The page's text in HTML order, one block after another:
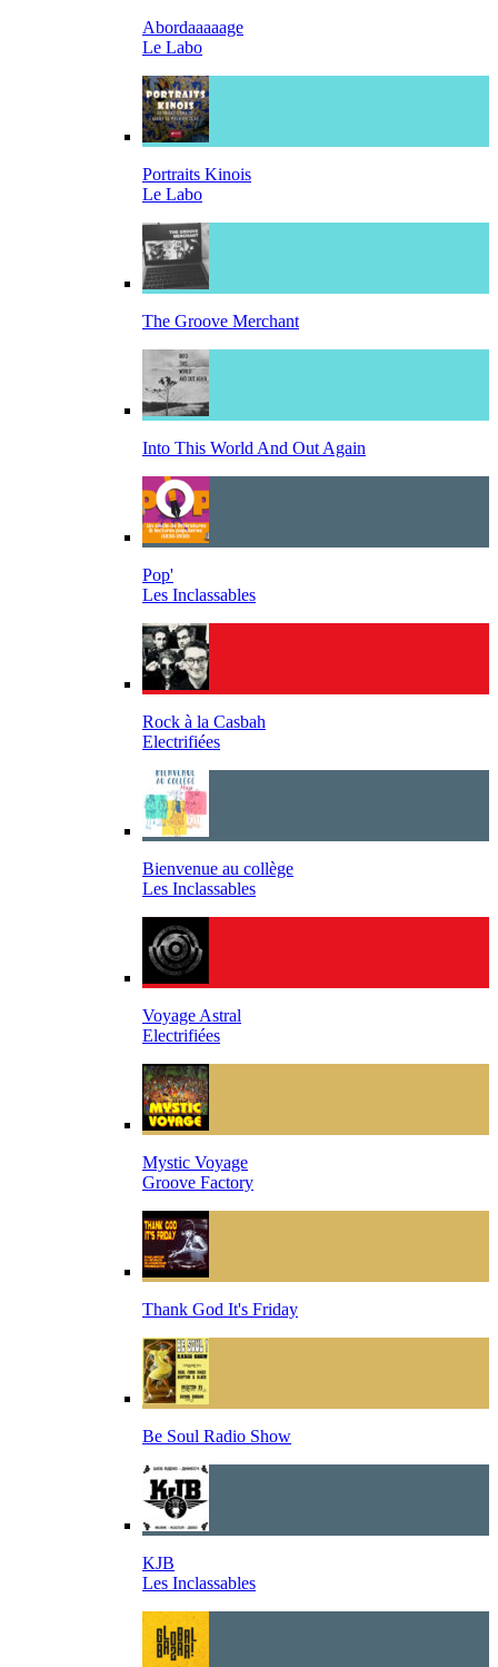
Abordaaaaage
Le Labo
Portraits Kinois
Le Labo
The Groove Merchant
Into This World And Out Again
Pop'
Les Inclassables
Rock à la Casbah
Electrifiées
Bienvenue au collège
Les Inclassables
Voyage Astral
Electrifiées
Mystic Voyage
Groove Factory
Thank God It's Friday
Be Soul Radio Show
KJB
Les Inclassables